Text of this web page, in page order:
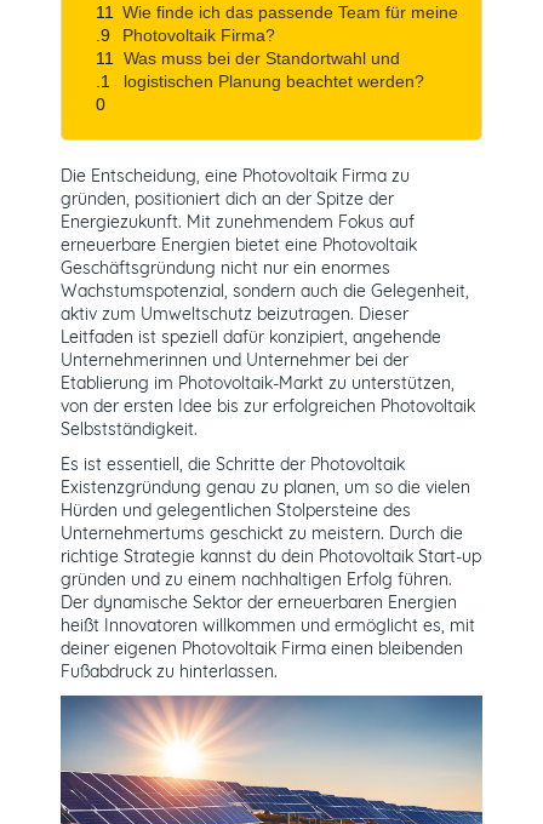
Wie finde ich das passende Team für meine
Photovoltaik Firma?
Was muss bei der Standortwahl und
logistischen Planung beachtet werden?
Die Entscheidung, eine Photovoltaik Firma zu
gründen, positioniert dich an der Spitze der
Energiezukunft. Mit zunehmendem Fokus auf
erneuerbare Energien bietet eine Photovoltaik
Geschäftsgründung nicht nur ein enormes
Wachstumspotenzial, sondern auch die Gelegenheit,
aktiv zum Umweltschutz beizutragen. Dieser
Leitfaden ist speziell dafür konzipiert, angehende
Unternehmerinnen und Unternehmer bei der
Etablierung im Photovoltaik-Markt zu unterstützen,
von der ersten Idee bis zur erfolgreichen Photovoltaik
Selbstständigkeit.
Es ist essentiell, die Schritte der Photovoltaik
Existenzgründung genau zu planen, um so die vielen
Hürden und gelegentlichen Stolpersteine des
Unternehmertums geschickt zu meistern. Durch die
richtige Strategie kannst du dein Photovoltaik Start-up
gründen und zu einem nachhaltigen Erfolg führen.
Der dynamische Sektor der erneuerbaren Energien
heißt Innovatoren willkommen und ermöglicht es, mit
deiner eigenen Photovoltaik Firma einen bleibenden
Fußabdruck zu hinterlassen.